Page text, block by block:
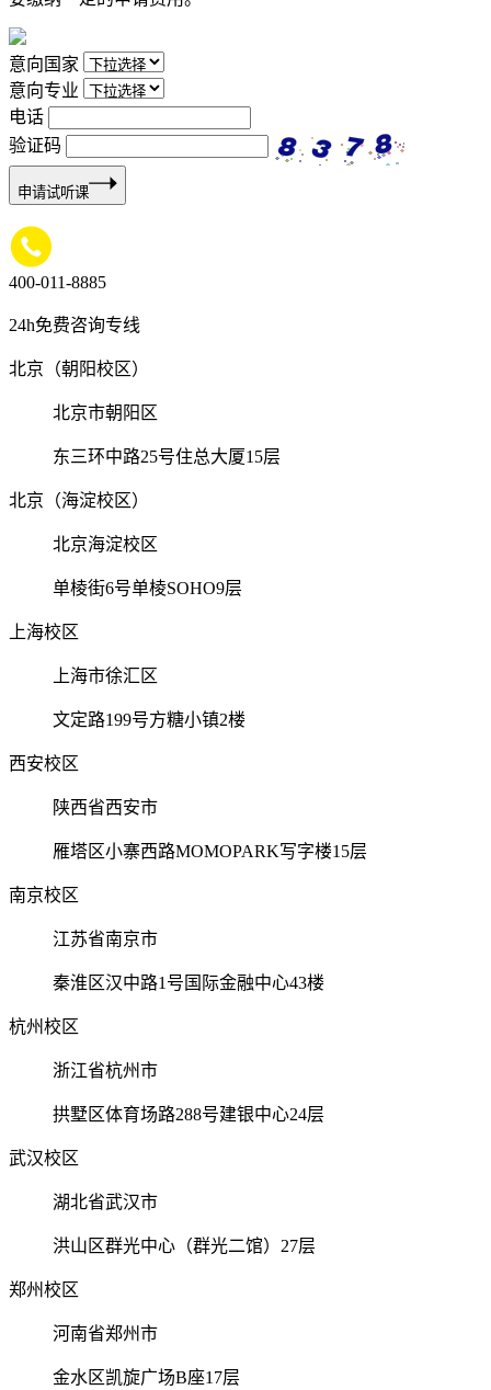
意向国家
意向专业
电话
验证码
申请试听课
400-011-8885
24h免费咨询专线
北京（朝阳校区）
北京市朝阳区
东三环中路25号住总大厦15层
北京（海淀校区）
北京海淀校区
单棱街6号单棱SOHO9层
上海校区
上海市徐汇区
文定路199号方糖小镇2楼
西安校区
陕西省西安市
雁塔区小寨西路MOMOPARK写字楼15层
南京校区
江苏省南京市
秦淮区汉中路1号国际金融中心43楼
杭州校区
浙江省杭州市
拱墅区体育场路288号建银中心24层
武汉校区
湖北省武汉市
洪山区群光中心（群光二馆）27层
郑州校区
河南省郑州市
金水区凯旋广场B座17层